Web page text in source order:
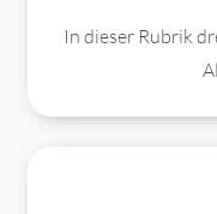
In dieser Rubrik